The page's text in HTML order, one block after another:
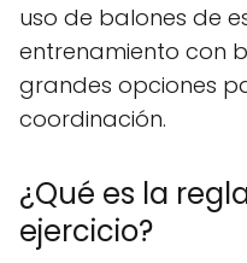
uso de balones de
entrenamiento con
grandes opciones
coordinación.
¿Qué es la
ejercicio?